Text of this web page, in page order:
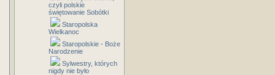
czyli polskie
świętowanie Sobótki
Staropolska
Wielkanoc
Staropolskie - Boże
Narodzenie
Sylwestry, których
nigdy nie było